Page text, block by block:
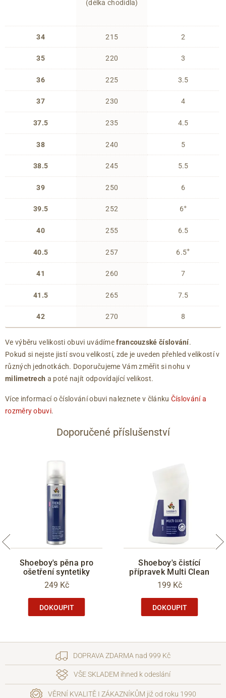
34
35
36
37
37.5
38
38.5
39
39.5
40
40.5
41
41.5
42
(délka chodidla)
215
220
225
230
235
240
245
250
252
255
257
260
265
270
2
3
3.5
4
4.5
5
5.5
6
6+
6.5
6.5+
7
7.5
8
Ve výběru velikosti obuvi uvádímefrancouzské číslování.
Pokud si nejste jistí svou velikostí, zde je uveden přehled velikostí v
různých jednotkách. Doporučujeme Vám změřit si nohu v
milimetrech a poté najít odpovídající velikost.
Více informací o číslování obuvi naleznete v článku Číslování a
rozměry obuvi.
Doporučené příslušenství
Shoeboy's pěna pro
ošetření syntetiky
249 Kč
DOKOUPIT
Shoeboy's čistící
přípravek Multi Clean
199 Kč
DOKOUPIT
DOPRAVA ZDARMA nad 999 Kč
VŠE SKLADEM ihned k odeslání
VĚRNÍ KVALITĚ I ZÁKAZNÍKŮM již od roku 1990